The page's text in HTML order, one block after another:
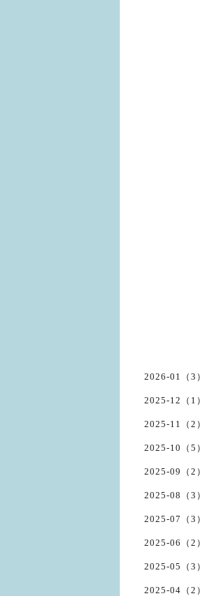
2026-01（3）
2025-12（1）
2025-11（2）
2025-10（5）
2025-09（2）
2025-08（3）
2025-07（3）
2025-06（2）
2025-05（3）
2025-04（2）